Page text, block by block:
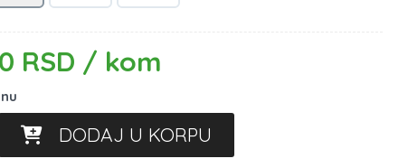
RSD / kom
DODAJ U KORPU